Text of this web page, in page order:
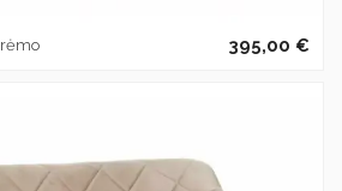
395,00 €